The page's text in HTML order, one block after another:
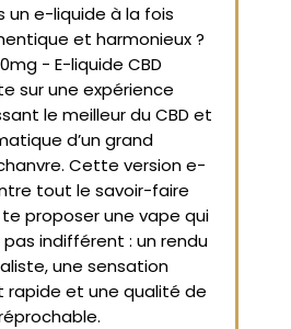
un e-liquide à la fois
et harmonieux ?
- E-liquide CBD
sur une expérience
le meilleur du CBD et
d’un grand
Cette version e-
tout le savoir-faire
te proposer une vape qui
indifférent : un rendu
une sensation
rapide et une qualité de